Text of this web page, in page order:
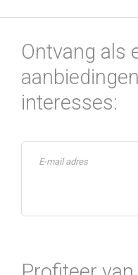
Ontvang als
interesses: